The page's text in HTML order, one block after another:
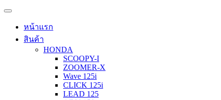
หน้าแรก
สินค้า
HONDA
SCOOPY-I
ZOOMER-X
Wave 125i
CLICK 125i
LEAD 125